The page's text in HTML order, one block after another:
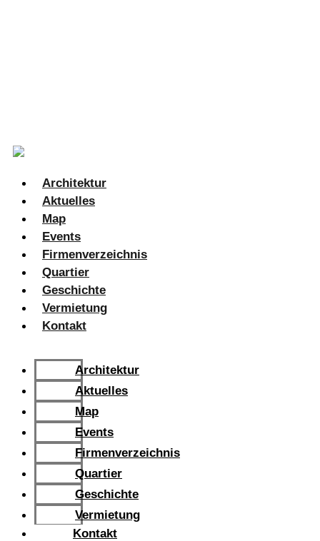
Architektur
Aktuelles
Map
Events
Firmenverzeichnis​
Quartier
Geschichte
Vermietung
Kontakt
Architektur
Aktuelles
Map
Events
Firmenverzeichnis​
Quartier
Geschichte
Vermietung
Kontakt